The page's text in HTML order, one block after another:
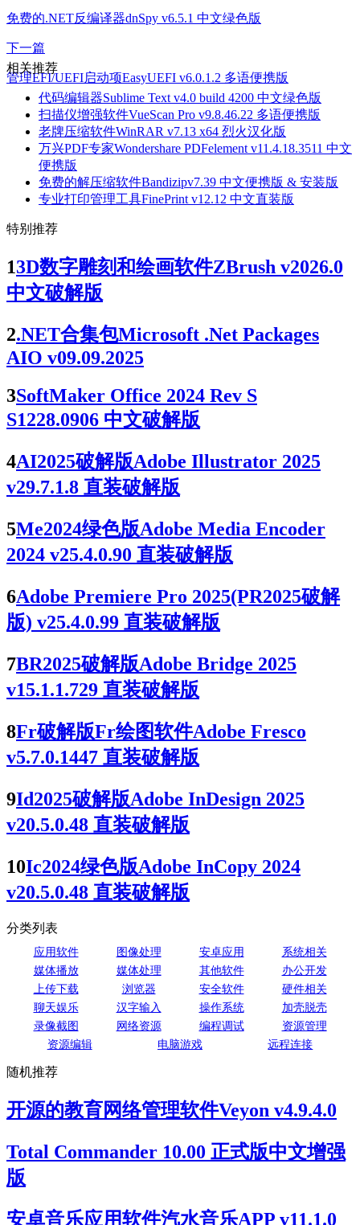
免费的.NET反编译器dnSpy v6.5.1 中文绿色版
下一篇
管理EFI/UEFI启动项EasyUEFI v6.0.1.2 多语便携版
相关推荐
代码编辑器Sublime Text v4.0 build 4200 中文绿色版
扫描仪增强软件VueScan Pro v9.8.46.22 多语便携版
老牌压缩软件WinRAR v7.13 x64 烈火汉化版
万兴PDF专家Wondershare PDFelement v11.4.18.3511 中文
便携版
免费的解压缩软件Bandizipv7.39 中文便携版 & 安装版
专业打印管理工具FinePrint v12.12 中文直装版
特别推荐
13D数字雕刻和绘画软件ZBrush v2026.0
中文破解版
2.NET合集包Microsoft .Net Packages
AIO v09.09.2025
3SoftMaker Office 2024 Rev S
S1228.0906 中文破解版
4AI2025破解版Adobe Illustrator 2025
v29.7.1.8 直装破解版
5Me2024绿色版Adobe Media Encoder
2024 v25.4.0.90 直装破解版
6Adobe Premiere Pro 2025(PR2025破解
版) v25.4.0.99 直装破解版
7BR2025破解版Adobe Bridge 2025
v15.1.1.729 直装破解版
8Fr破解版Fr绘图软件Adobe Fresco
v5.7.0.1447 直装破解版
9Id2025破解版Adobe InDesign 2025
v20.5.0.48 直装破解版
10Ic2024绿色版Adobe InCopy 2024
v20.5.0.48 直装破解版
分类列表
应用软件 图像处理 安卓应用
系统相关
媒体播放
媒体处理 其他软件
办公开发
上传下载
浏览器 安全软件
硬件相关
聊天娱乐
汉字输入 操作系统
加壳脱壳
录像截图
网络资源 编程调试
资源管理
资源编辑
电脑游戏 远程连接
随机推荐
开源的教育网络管理软件Veyon v4.9.4.0
Total Commander 10.00 正式版中文增强
版
安卓音乐应用软件汽水音乐APP v11.1.0